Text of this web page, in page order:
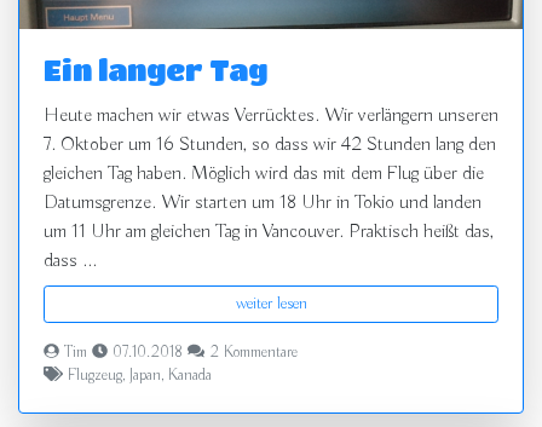
Ein langer Tag
Heute machen wir etwas Verrücktes. Wir verlängern unseren
7. Oktober um 16 Stunden, so dass wir 42 Stunden lang den
gleichen Tag haben. Möglich wird das mit dem Flug über die
Datumsgrenze. Wir starten um 18 Uhr in Tokio und landen
um 11 Uhr am gleichen Tag in Vancouver. Praktisch heißt das,
dass ...
weiter lesen
Tim 07.10.2018
2 Kommentare
Flugzeug, Japan, Kanada